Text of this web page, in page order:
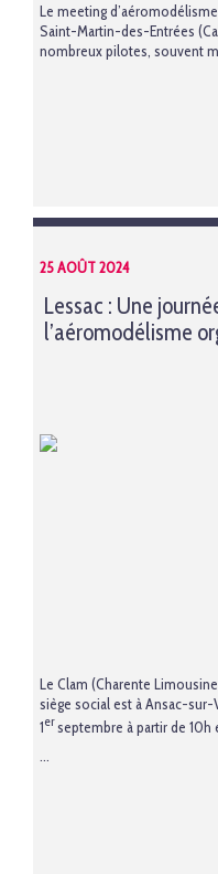
Le meeting
Saint-Martin-des-Entrées
nombreux pilotes, souvent
25 AOÛT 2024
Lessac : Une
l’aéromodélisme
Le Clam (Charente
siège social est à Ansac-
1erseptembre à partir de 10h